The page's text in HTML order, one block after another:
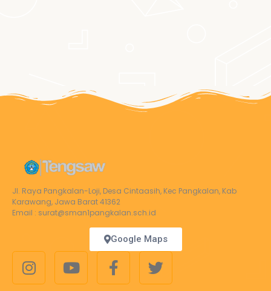
Jl. Raya Pangkalan-Loji, Desa Cintaasih, Kec Pangkalan, Kab
Karawang, Jawa Barat 41362
Email : surat@sman1pangkalan.sch.id
Google Maps